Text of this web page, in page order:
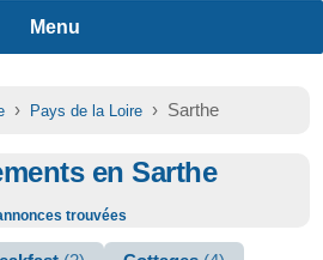
› Pays de la Loire › Sarthe
en Sarthe
trouvées